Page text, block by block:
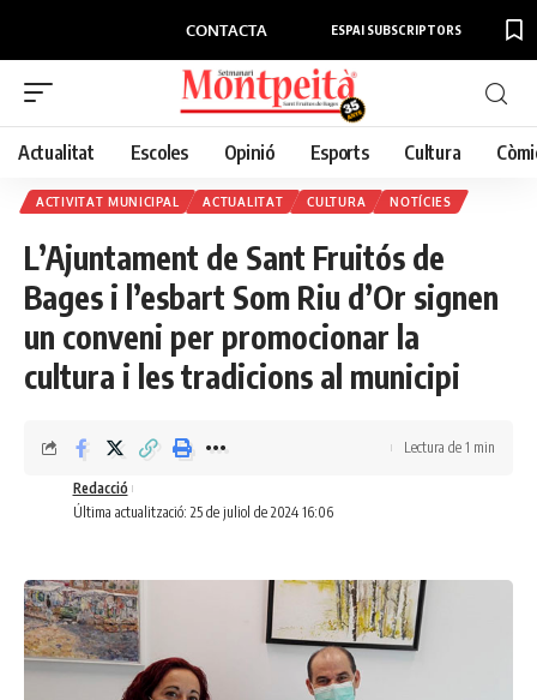
CONTACTA ESPAI SUBSCRIPTORS
Actualitat Escoles Opinió Esports Cultura
ACTIVITAT MUNICIPAL ACTUALITAT CULTURA NOTÍCIES
L’Ajuntament de Sant Fruitós de
Bages i l’esbart Som Riu d’Or signen
un conveni per promocionar la
cultura i les tradicions al municipi
Última actualització: 25 de juliol de 2024 16:06
Redacció
Lectura de 1 min